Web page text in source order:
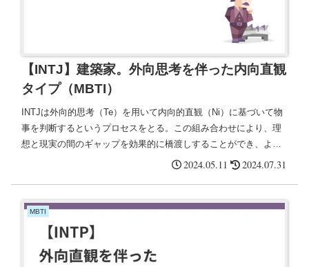
【INTJ】建築家。外向思考を伴った内向直観
タイプ（MBTI）
INTJは外向的思考（Te）を用いて内向的直観（Ni）に基づいて物
事を判断するというプロセスをとる。この組み合わせにより、理
想と現実の間のギャップを効果的に橋渡しすることができ、より
実行可能で効率的な戦略を立てることが可能になる。
2024.05.11 2024.07.31
MBTI